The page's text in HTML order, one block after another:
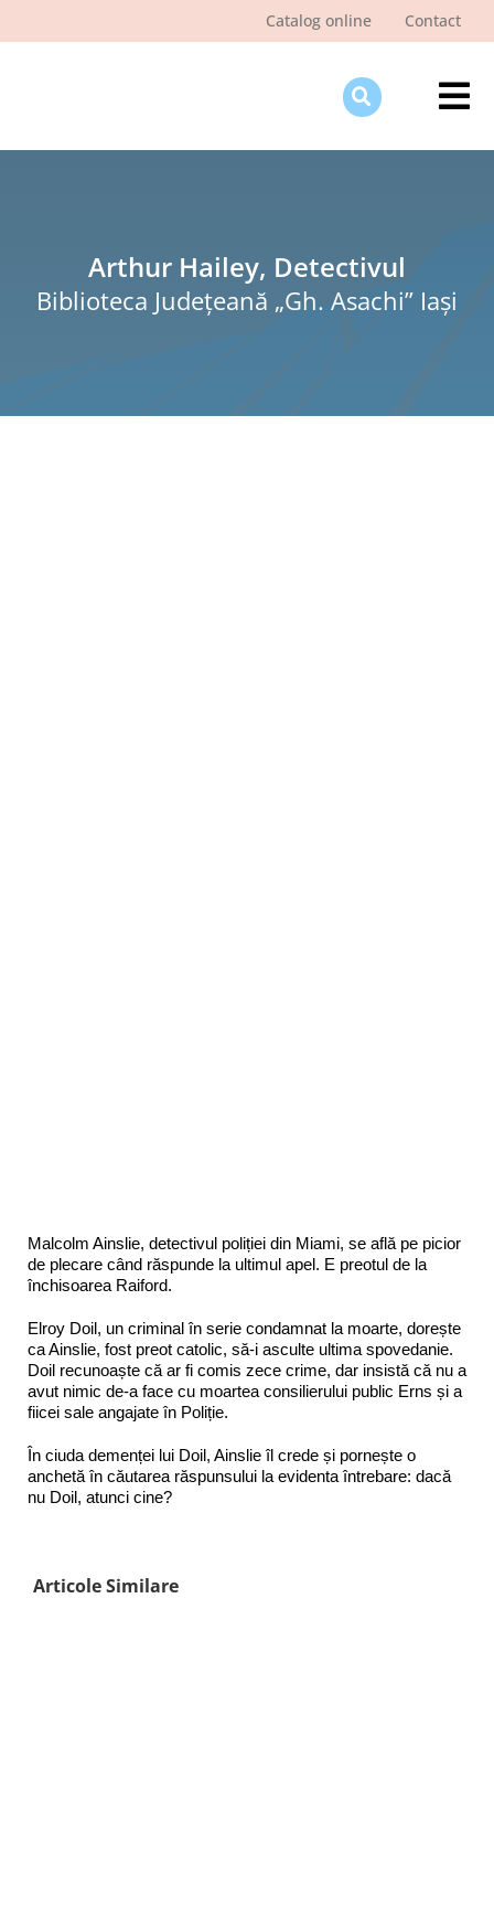
Catalog online Contact
Arthur Hailey, Detectivul
Biblioteca Judeţeană „Gh. Asachi” Iaşi
Malcolm Ainslie, detectivul poliției din Miami, se află pe picior
de plecare când răspunde la ultimul apel. E preotul de la
închisoarea Raiford.
Elroy Doil, un criminal în serie condamnat la moarte, dorește
ca Ainslie, fost preot catolic, să-i asculte ultima spovedanie.
Doil recunoaște că ar fi comis zece crime, dar insistă că nu a
avut nimic de-a face cu moartea consilierului public Erns și a
fiicei sale angajate în Poliție.
În ciuda demenței lui Doil, Ainslie îl crede și pornește o
anchetă în căutarea răspunsului la evidenta întrebare: dacă
nu Doil, atunci cine?
Articole Similare